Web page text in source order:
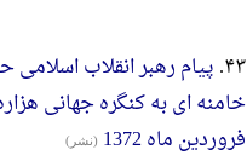
۴۳. پیام رهبر انقلاب اسلامی
خامنه ای به کنگره جهانی
فروردین ماه 1372
(نشر)